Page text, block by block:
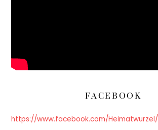
FACEBOOK
https://www.facebook.com/Heimatwurzel/